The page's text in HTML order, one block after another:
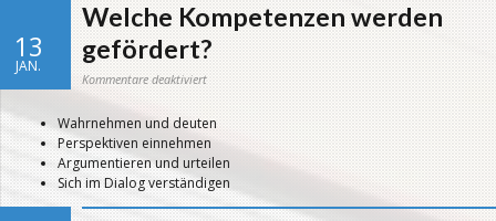
13
JAN.
Welche Kompetenzen werden
gefördert?
Kommentare deaktiviertfür
gefördert?
Wahrnehmen und deuten
Perspektiven einnehmen
Argumentieren und urteilen
Sich im Dialog verständigen